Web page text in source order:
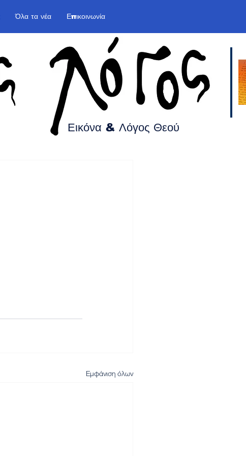
Όλα τα νέα Επικοινωνία
Εικόνα & Λόγος Θεού
Εμφάνιση όλων